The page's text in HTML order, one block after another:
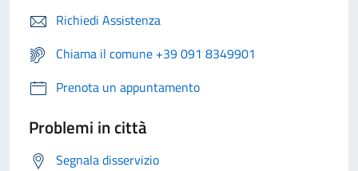
Richiedi Assistenza
Chiama il comune +39 091 8349901
Prenota un appuntamento
Problemi in città
Segnala disservizio